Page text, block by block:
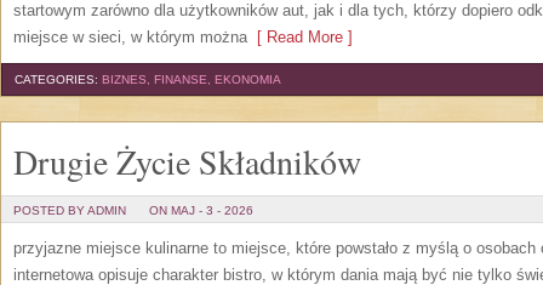
startowym zarówno dla użytkowników aut, jak i dla tych, którzy dopiero
miejsce w sieci, w którym można[ Read More ]
CATEGORIES: BIZNES, FINANSE, EKONOMIA
Drugie Życie Składników
POSTED BY ADMIN ON MAJ - 3 - 2026
przyjazne miejsce kulinarne to miejsce, które powstało z myślą o
internetowa opisuje charakter bistro, w którym dania mają być nie tylko